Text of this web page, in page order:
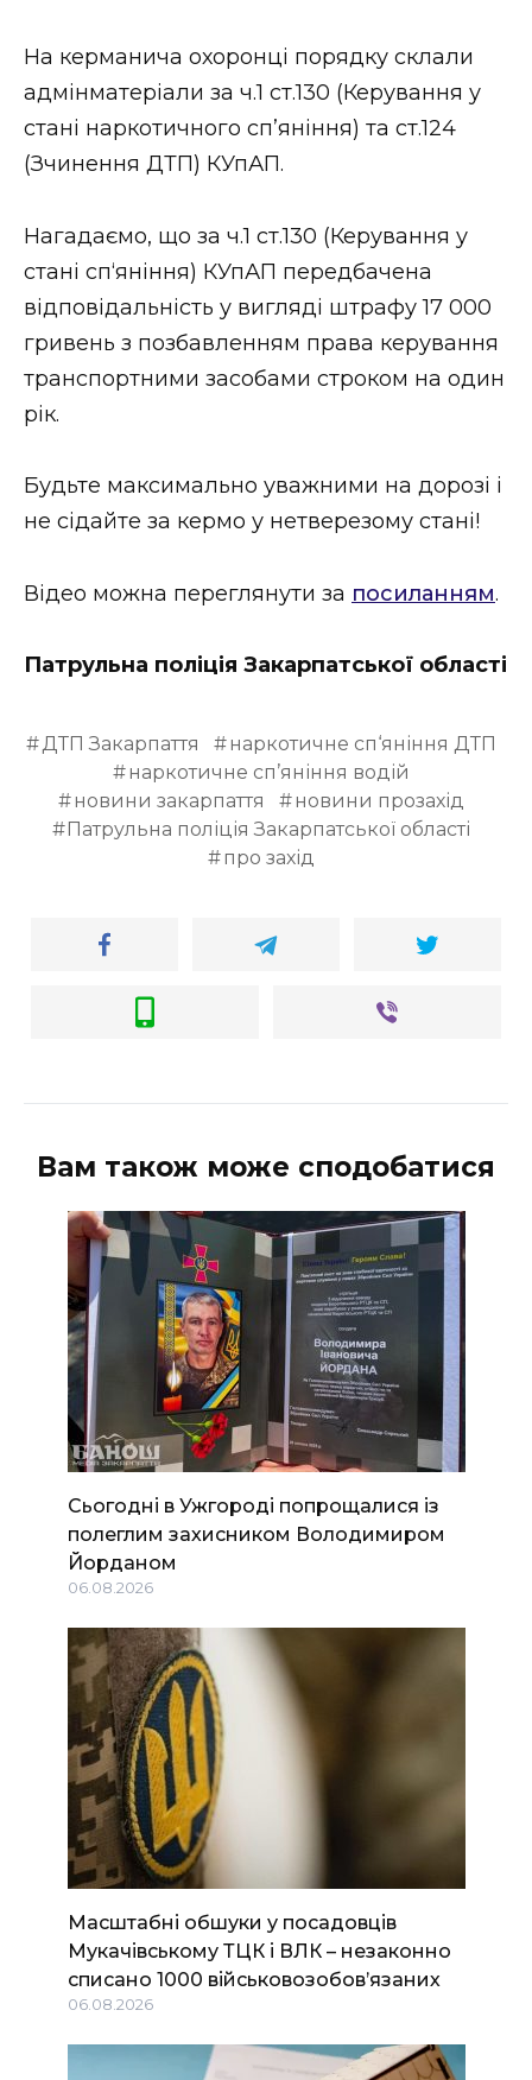
На керманича охоронці порядку склали
адмінматеріали за ч.1 ст.130 (Керування у
стані наркотичного сп’яніння) та ст.124
(Зчинення ДТП) КУпАП.
Нагадаємо, що за ч.1 ст.130 (Керування у
стані сп‘яніння) КУпАП передбачена
відповідальність у вигляді штрафу 17 000
гривень з позбавленням права керування
транспортними засобами строком на один
рік.
Будьте максимально уважними на дорозі і
не сідайте за кермо у нетверезому стані!
Відео можна переглянути за посиланням.
Патрульна поліція Закарпатської області
ДТП Закарпаття
наркотичне сп‘яніння ДТП
наркотичне сп’яніння водій
новини закарпаття
новини прозахід
Патрульна поліція Закарпатської області
про захід
Вам також може сподобатися
Сьогодні в Ужгороді попрощалися із
полеглим захисником Володимиром
Йорданом
06.08.2026
Масштабні обшуки у посадовців
Мукачівському ТЦК і ВЛК – незаконно
списано 1000 військовозобов’язаних
06.08.2026